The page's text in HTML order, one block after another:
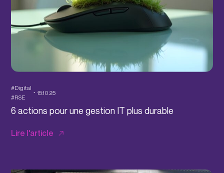
#Digital
#RSE
15.10.25
6 actions pour une gestion IT plus durable
Lire l'article